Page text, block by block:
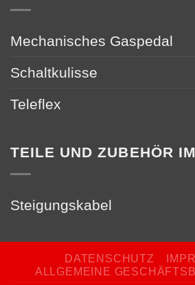
Mechanisches Gaspedal
Schaltkulisse
Teleflex
TEILE UND ZUBEHÖR
Steigungskabel
DATENSCHUTZ
ALLGEMEINE